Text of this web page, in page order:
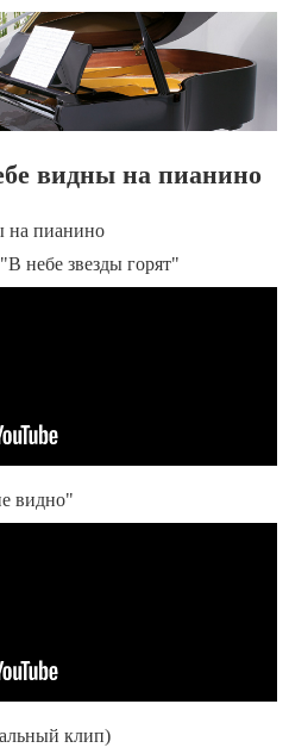
видны на пианино
на пианино
небе звезды горят"
видно"
клип)